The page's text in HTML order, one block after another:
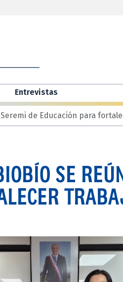
Entrevistas
Seremi de Educación para
SE